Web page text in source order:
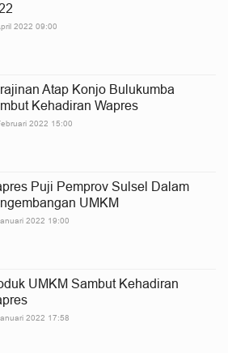
2022 09:00
Atap Konjo Bulukumba
Kehadiran Wapres
2022 15:00
Puji Pemprov Sulsel Dalam
UMKM
2022 19:00
UMKM Sambut Kehadiran
2022 17:58